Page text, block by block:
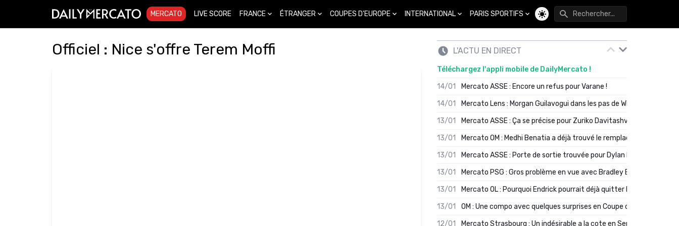
MERCATO LIVE SCORE FRANCE ÉTRANGER COUPES D'EUROPE INTERNATIONAL PARIS SPORTIFS
Changer de thème
Officiel : Nice s'offre Terem Moffi L'ACTU EN DIRECT
Téléchargez l'appli mobile de DailyMercato !
14/01
Mercato ASSE : Encore un refus pour Varane !
14/01
Mercato Lens : Morgan Guilavogui dans les pas de Will Still ?
13/01
Mercato ASSE : Ça se précise pour Zuriko Davitashvili
13/01
Mercato OM : Medhi Benatia a déjà trouvé le remplaçant de Robinio
13/01
Mercato ASSE : Porte de sortie trouvée pour Dylan Batubinsika
13/01
Mercato PSG : Gros problème en vue avec Bradley Barcola ?
13/01
Mercato OL : Pourquoi Endrick pourrait déjà quitter Lyon en janvier
13/01
OM : Une compo avec quelques surprises en Coupe de France
12/01
Mercato Strasbourg : Un indésirable a la cote en Serie A